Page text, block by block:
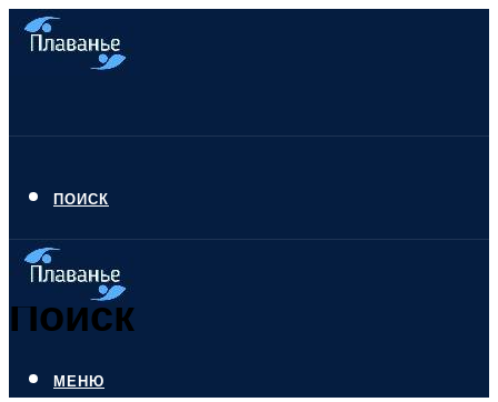
ПОИСК
Поиск
МЕНЮ